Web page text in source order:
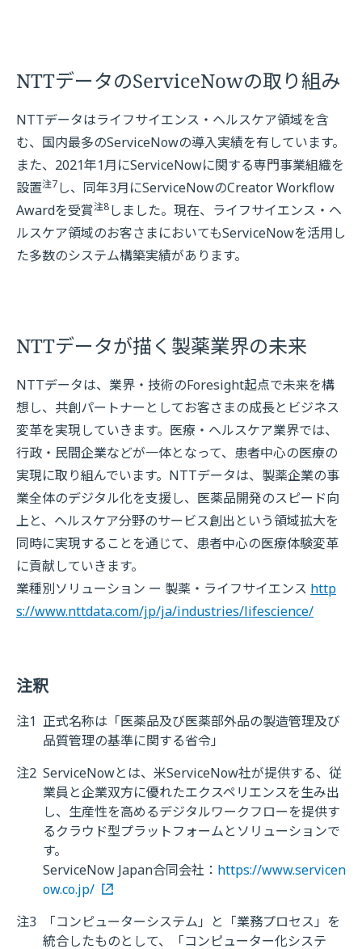
NTTデータのServiceNowの取り組み
NTTデータはライフサイエンス・ヘルスケア領域を含
む、国内最多のServiceNowの導入実績を有しています。
また、2021年1月にServiceNowに関する専門事業組織を
設置注7し、同年3月にServiceNowのCreator Workflow
Awardを受賞注8しました。現在、ライフサイエンス・ヘ
ルスケア領域のお客さまにおいてもServiceNowを活用し
た多数のシステム構築実績があります。
NTTデータが描く製薬業界の未来
NTTデータは、業界・技術のForesight起点で未来を構
想し、共創パートナーとしてお客さまの成長とビジネス
変革を実現していきます。医療・ヘルスケア業界では、
行政・民間企業などが一体となって、患者中心の医療の
実現に取り組んでいます。NTTデータは、製薬企業の事
業全体のデジタル化を支援し、医薬品開発のスピード向
上と、ヘルスケア分野のサービス創出という領域拡大を
同時に実現することを通じて、患者中心の医療体験変革
に貢献していきます。
業種別ソリューション ー 製薬・ライフサイエンス http
s://www.nttdata.com/jp/ja/industries/lifescience/
注釈
注1 正式名称は「医薬品及び医薬部外品の製造管理及び
品質管理の基準に関する省令」
注2 ServiceNowとは、米ServiceNow社が提供する、従
業員と企業双方に優れたエクスペリエンスを生み出
し、生産性を高めるデジタルワークフローを提供す
るクラウド型プラットフォームとソリューションで
す。
ServiceNow Japan合同会社： https://www.servicen
ow.co.jp/
注3
「コンピューターシステム」と「業務プロセス」を
統合したものとして、「コンピューター化システ